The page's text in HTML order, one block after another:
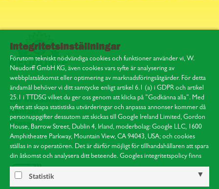
Integritetsinställningar
Förutom tekniskt nödvändiga cookies och funktioner använder vi, W.
Neudorff GmbH KG, även cookies vars syfte är analysering av
webbplatsåtkomst eller optimering av marknadsföringsåtgärder. För detta
ändamål behöver vi ditt samtycke enligt artikel 6.1 (a) i GDPR och artikel
25.1 i TTDSG vilket du ger oss genom att klicka på ”Godkänna alla”. Med
syftet att skapa statistiska utvärderingar och anpassa annonser kommer då
personuppgifter dessutom att skickas till Google Ireland Limited, Gordon
House, Barrow Street, Dublin 4, Irland, moderbolag: Google LLC, 1600
Amphitheatre Parkway, Mountain View, CA 94043, USA; och cookies
ställas in av operatören. Det är därför möjligt för tillhandahållaren att spara
din åtkomst och analysera ditt beteende. Googles integritetspolicy finns
på:https://policies.google.com/privacy.
Hänvisning till behandlingen av dina uppgifter som samlats in på denna
webbplats av Google i USA: Genom att klicka på ”Godkänna alla”
Statistik
Om Neudorff
Kontakt
Press